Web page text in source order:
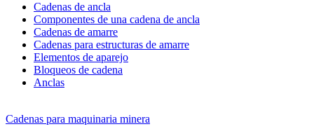
Cadenas de ancla
Componentes de una cadena de ancla
Cadenas de amarre
Cadenas para estructuras de amarre
Elementos de aparejo
Bloqueos de cadena
Anclas
Cadenas para maquinaria minera